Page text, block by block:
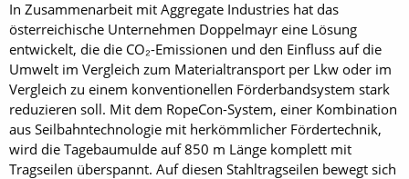
In Zusammenarbeit mit Aggregate Industries hat das
österreichische Unternehmen Doppelmayr eine Lösung
entwickelt, die die CO₂-Emissionen und den Einfluss auf die
Umwelt im Vergleich zum Materialtransport per Lkw oder im
Vergleich zu einem konventionellen Förderbandsystem stark
reduzieren soll. Mit dem RopeCon-System, einer Kombi­nation
aus Seilbahntechnologie mit herkömmlicher Fördertechnik,
wird die Tagebaumulde auf 850 m Länge komplett mit
Tragseilen überspannt. Auf diesen Stahltragseilen bewegt sich